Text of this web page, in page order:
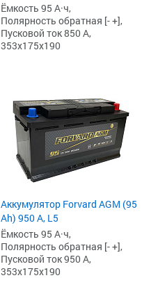
Ёмкость 95 А·ч,
Полярность обратная [- +],
Пусковой ток 850 А,
353x175x190
Аккумулятор Forvard AGM (95
Ah) 950 А, L5
Ёмкость 95 А·ч,
Полярность обратная [- +],
Пусковой ток 950 А,
353x175x190